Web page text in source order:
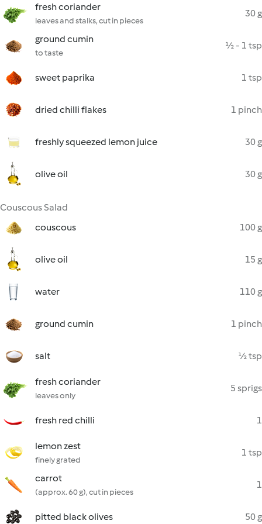
fresh coriander
leaves and stalks, cut in pieces
30 g
ground cumin
to taste
½ - 1 tsp
sweet paprika 1 tsp
dried chilli flakes 1 pinch
freshly squeezed lemon juice 30 g
olive oil 30 g
Couscous Salad
couscous
100 g
olive oil 15 g
water 110 g
ground cumin 1 pinch
salt ½ tsp
fresh coriander
leaves only
5 sprigs
fresh red chilli 1
lemon zest
finely grated
1 tsp
carrot
(approx. 60 g), cut in pieces
1
pitted black olives 50 g